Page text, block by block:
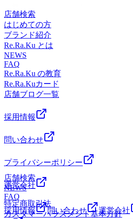
稲城4階
〒206-0802東京都稲城市東長沼3107-
階
おります♪3月19(水)の空き状況
アでのご案内☆13:00～ご案内可能で
す。 ━━━━━━━━━……‥・☆★☆
気持ちイイ!『肩甲骨ケア&amp;スト
ラク系ボディケア♪Re.Ra.Ku京王稲
〒206-0802東京都稲城市東長沼3107-
階
店舗検索
はじめての方
ブランド紹介
Re.Ra.Ku とは
NEWS
FAQ
Re.Ra.Ku の教育
Re.Ra.Kuカード
店舗ブログ一覧
採用情報
問い合わせ
プライバシーポリシー
運営会社
特定商取引法
カスタマーハラスメント基本方針
店舗検索
NEWS
FAQ
採用情報
問い合わせ 運営会社